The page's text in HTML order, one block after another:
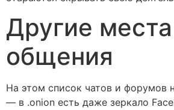
Другие
общения
На этом список чатов и форумов
— в .onion есть даже зеркало